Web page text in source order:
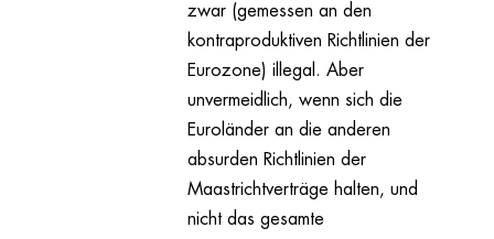
zwar (gemessen an den
kontraproduktiven Richtlinien der
Eurozone) illegal. Aber
unvermeidlich, wenn sich die
Euroländer an die anderen
absurden Richtlinien der
Maastrichtverträge halten, und
nicht das gesamte